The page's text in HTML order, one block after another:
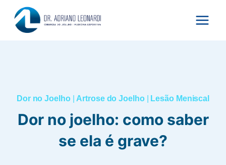
para
Dor no Joelho| Artrose do Joelho| Lesão Meniscal
Dor no joelho: como saber
se ela é grave?